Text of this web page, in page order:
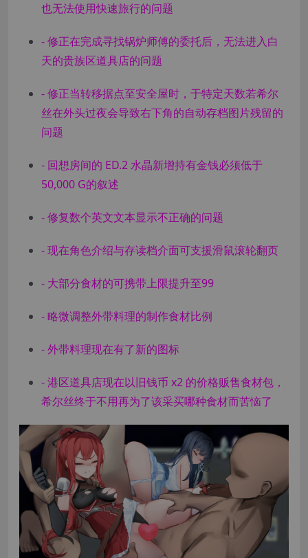
也无法使用快速旅行的问题
- 修正在完成寻找锅炉师傅的委托后，无法进入白
天的贵族区道具店的问题
- 修正当转移据点至安全屋时，于特定天数若希尔
丝在外头过夜会导致右下角的自动存档图片残留的
问题
- 回想房间的 ED.2 水晶新增持有金钱必须低于
50,000 G的叙述
- 修复数个英文文本显示不正确的问题
- 现在角色介绍与存读档介面可支援滑鼠滚轮翻页
- 大部分食材的可携带上限提升至99
- 略微调整外带料理的制作食材比例
- 外带料理现在有了新的图标
- 港区道具店现在以旧钱币 x2 的价格贩售食材包，
希尔丝终于不用再为了该采买哪种食材而苦恼了